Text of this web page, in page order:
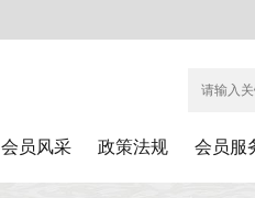
会员风采 政策法规 会员服